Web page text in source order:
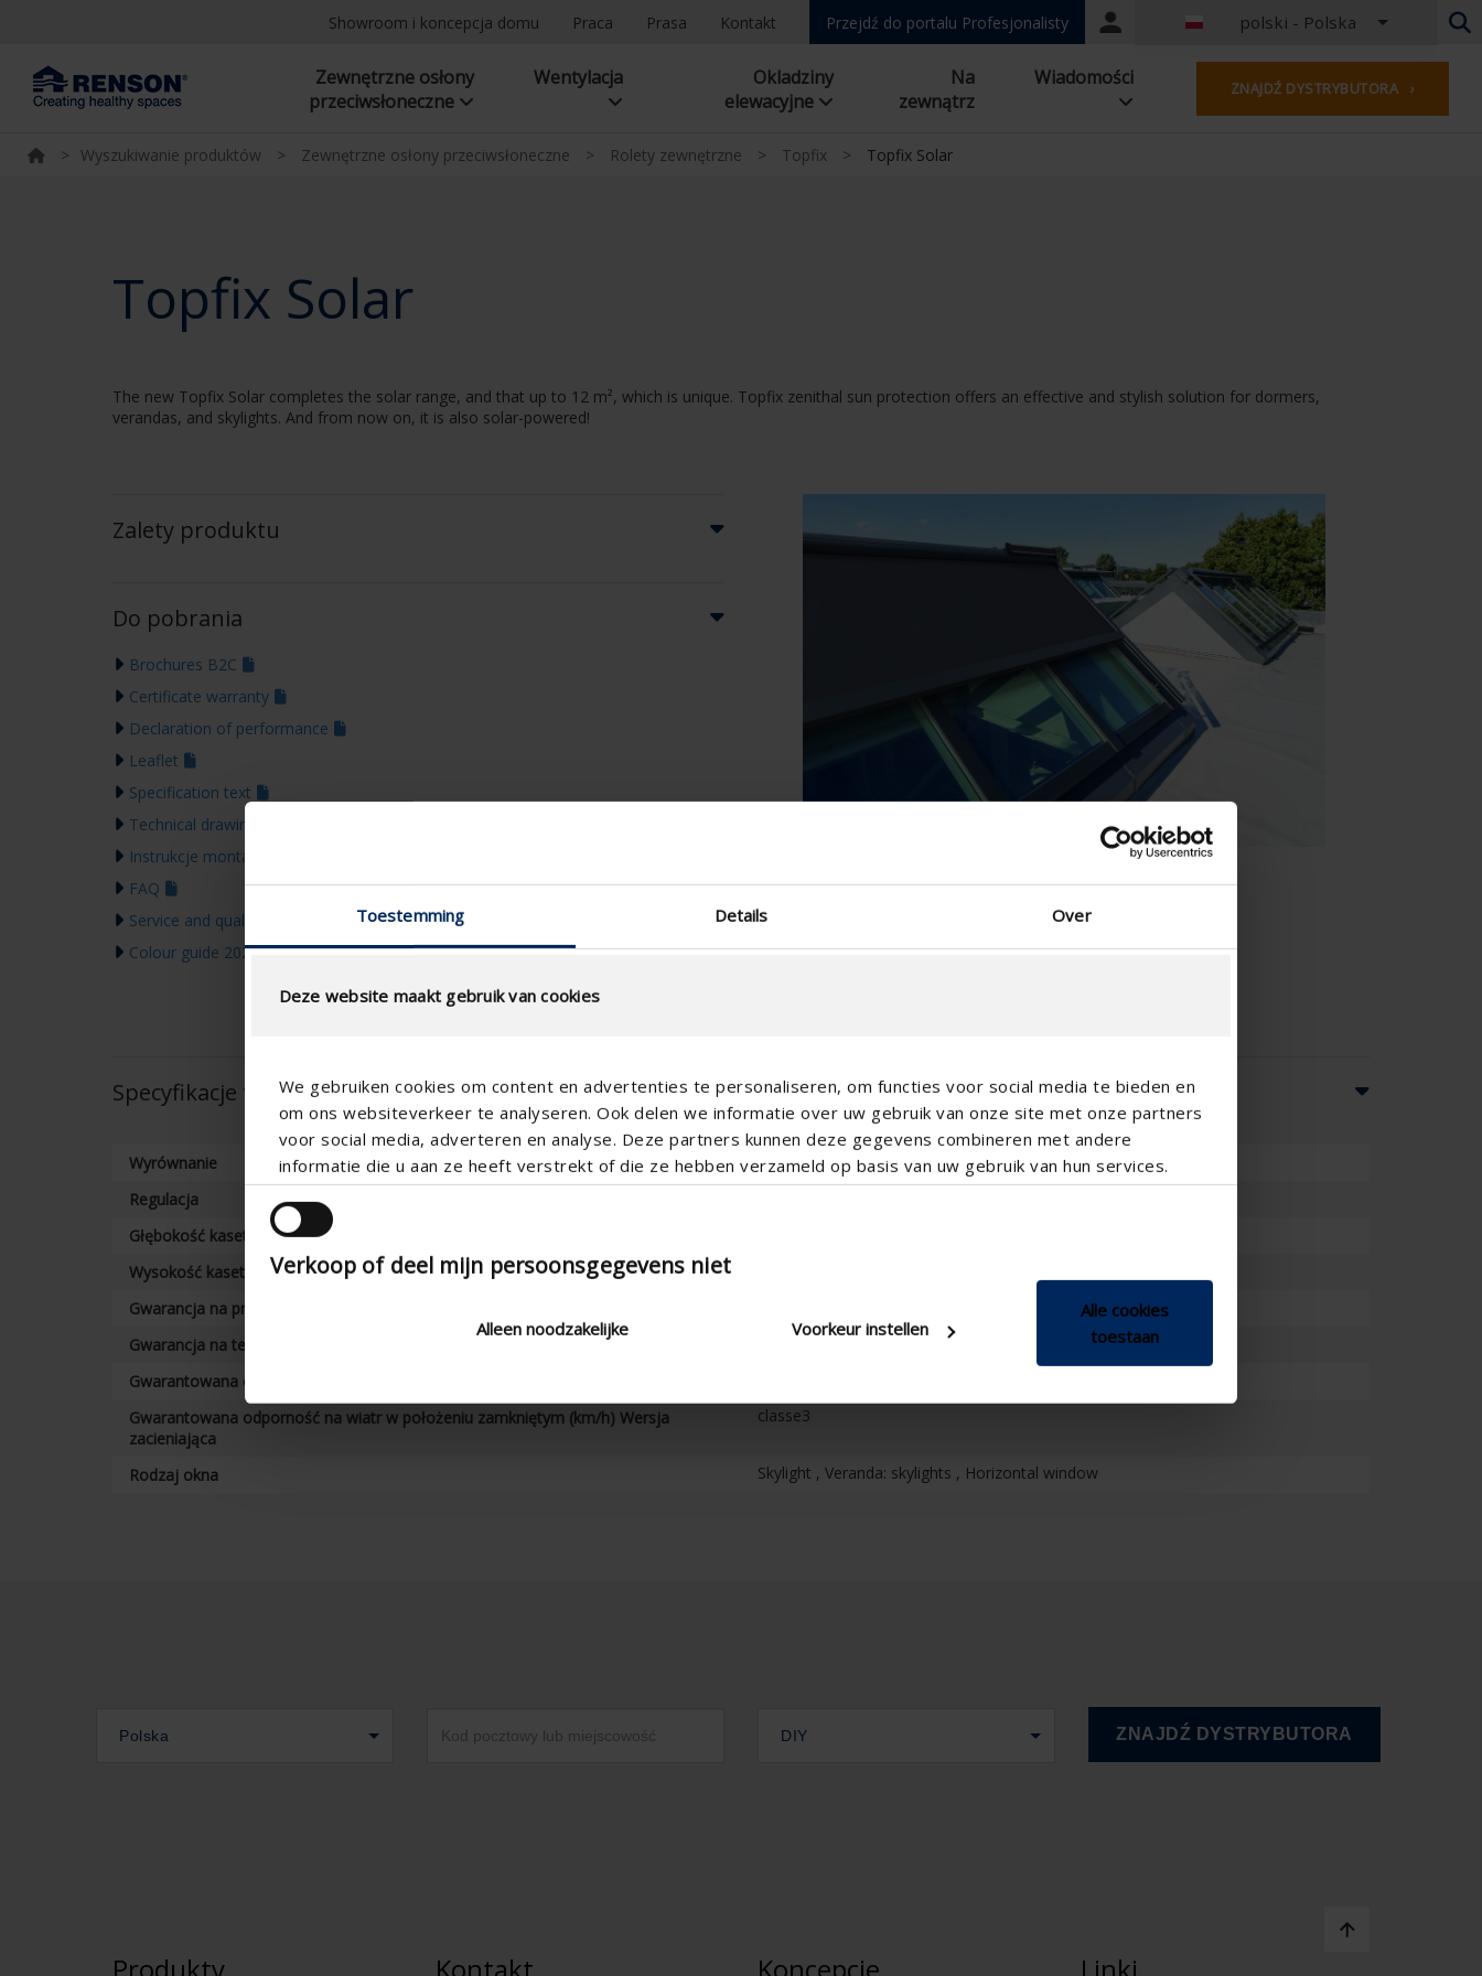
Toestemming Details Over
Deze website maakt gebruik van cookies
We gebruiken cookies om content en advertenties te personaliseren, om functies voor social media te bieden en
om ons websiteverkeer te analyseren. Ook delen we informatie over uw gebruik van onze site met onze partners
voor social media, adverteren en analyse. Deze partners kunnen deze gegevens combineren met andere
informatie die u aan ze heeft verstrekt of die ze hebben verzameld op basis van uw gebruik van hun services.
Verkoop of deel mijn persoonsgegevens niet
Alleen noodzakelijke Voorkeur instellen
Alle cookies
toestaan
Showroom i koncepcja domu Praca Prasa Kontakt Przejdź do portalu Profesjonalisty
Portal
polski - Polska
Niderlandy - Belgia
Francuski - Belgia
Holandia - Niderlandy
Węgry - Węgry
duński — Dania
Norwegian - Norway
szwedzki — Szwecja
Język angielski - Irlandia
Angielski - Kanada
Bliski Wschód
Chińczyk - Chiny
Zewnętrzne osłony
przeciwsłoneczne
Wentylacja
Okladziny
elewacyjne
Na
zewnątrz
Wiadomości ZNAJDŹ DYSTRYBUTORA ›
> Wyszukiwanie produktów > Zewnętrzne osłony przeciwsłoneczne > Rolety zewnętrzne > Topfix > Topfix Solar
Topfix Solar
The new Topfix Solar completes the solar range, and that up to 12 m², which is unique. Topfix zenithal sun protection offers an effective and stylish solution for dormers,
verandas, and skylights. And from now on, it is also solar-powered!
Zalety produktu
Do pobrania
Brochures B2C
Certificate warranty
Declaration of performance
Leaflet
Specification text
Technical drawing
Instrukcje montażu
FAQ
Service and quality tools
Colour guide 2026
Specyfikacje techniczne
Wyrównanie
Horizontal
Regulacja
Głębokość kasety (mm)
Wysokość kasety (mm)
Gwarancja na produkt
Gwarancja na technologię Fixscreen
Gwarantowana odporność na wiatr w położeniu zamkniętym (km/h)
Gwarantowana odporność na wiatr w położeniu zamkniętym (km/h) Wersja
zacieniająca
classe3
Rodzaj okna Skylight , Veranda: skylights , Horizontal window
Polska DIY